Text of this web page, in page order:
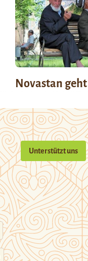
Novastan
Unterstützt uns